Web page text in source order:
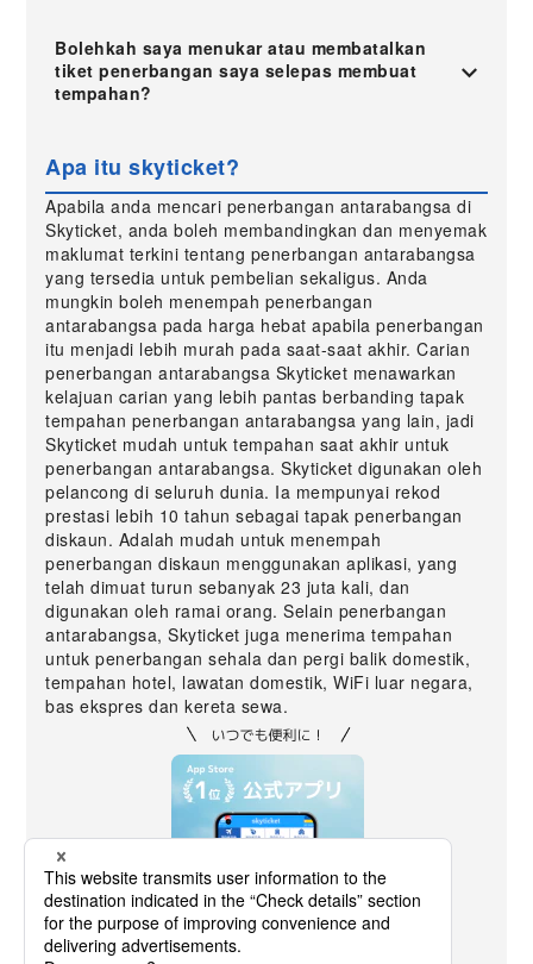
Bolehkah saya menukar atau membatalkan
tiket penerbangan saya selepas membuat
tempahan?
Apa itu skyticket?
Apabila anda mencari penerbangan antarabangsa di
Skyticket, anda boleh membandingkan dan menyemak
maklumat terkini tentang penerbangan antarabangsa
yang tersedia untuk pembelian sekaligus. Anda
mungkin boleh menempah penerbangan
antarabangsa pada harga hebat apabila penerbangan
itu menjadi lebih murah pada saat-saat akhir. Carian
penerbangan antarabangsa Skyticket menawarkan
kelajuan carian yang lebih pantas berbanding tapak
tempahan penerbangan antarabangsa yang lain, jadi
Skyticket mudah untuk tempahan saat akhir untuk
penerbangan antarabangsa. Skyticket digunakan oleh
pelancong di seluruh dunia. Ia mempunyai rekod
prestasi lebih 10 tahun sebagai tapak penerbangan
diskaun. Adalah mudah untuk menempah
penerbangan diskaun menggunakan aplikasi, yang
telah dimuat turun sebanyak 23 juta kali, dan
digunakan oleh ramai orang. Selain penerbangan
antarabangsa, Skyticket juga menerima tempahan
untuk penerbangan sehala dan pergi balik domestik,
tempahan hotel, lawatan domestik, WiFi luar negara,
bas ekspres dan kereta sewa.